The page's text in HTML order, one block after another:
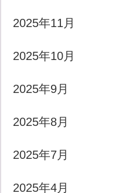
2025年11月
2025年10月
2025年9月
2025年8月
2025年7月
2025年4月